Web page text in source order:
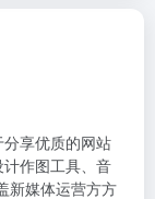
享优质的网站
作图工具、音
新媒体运营方方